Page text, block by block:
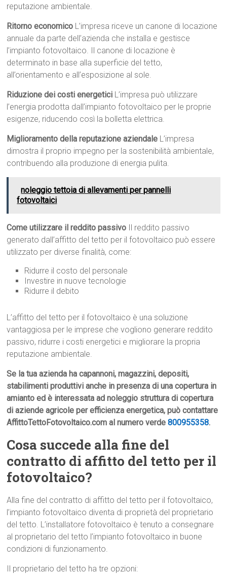
reputazione ambientale.
Ritorno economico L’impresa riceve un canone di locazione
annuale da parte dell’azienda che installa e gestisce
l’impianto fotovoltaico. Il canone di locazione è
determinato in base alla superficie del tetto,
all’orientamento e all’esposizione al sole.
Riduzione dei costi energetici L’impresa può utilizzare
l’energia prodotta dall’impianto fotovoltaico per le proprie
esigenze, riducendo così la bolletta elettrica.
Miglioramento della reputazione aziendale L’impresa
dimostra il proprio impegno per la sostenibilità ambientale,
contribuendo alla produzione di energia pulita.
noleggio tettoia di allevamenti per pannelli
fotovoltaici
Come utilizzare il reddito passivo Il reddito passivo
generato dall’affitto del tetto per il fotovoltaico può essere
utilizzato per diverse finalità, come:
Ridurre il costo del personale
Investire in nuove tecnologie
Ridurre il debito
L’affitto del tetto per il fotovoltaico è una soluzione
vantaggiosa per le imprese che vogliono generare reddito
passivo, ridurre i costi energetici e migliorare la propria
reputazione ambientale.
Se la tua azienda ha capannoni, magazzini, depositi,
stabilimenti produttivi anche in presenza di una copertura in
amianto ed è interessata ad noleggio struttura di copertura
di aziende agricole per efficienza energetica, può contattare
AffittoTettoFotovoltaico.com al numero verde800955358.
Cosa succede alla fine del
contratto di affitto del tetto per il
fotovoltaico?
Alla fine del contratto di affitto del tetto per il fotovoltaico,
l’impianto fotovoltaico diventa di proprietà del proprietario
del tetto. L’installatore fotovoltaico è tenuto a consegnare
al proprietario del tetto l’impianto fotovoltaico in buone
condizioni di funzionamento.
Il proprietario del tetto ha tre opzioni: